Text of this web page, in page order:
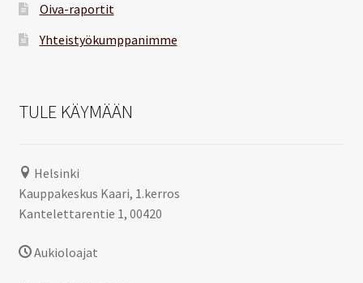
Oiva-raportit
Yhteistyökumppanimme
TULE KÄYMÄÄN
Helsinki
Kauppakeskus Kaari, 1.kerros
Kantelettarentie 1, 00420
Aukioloajat